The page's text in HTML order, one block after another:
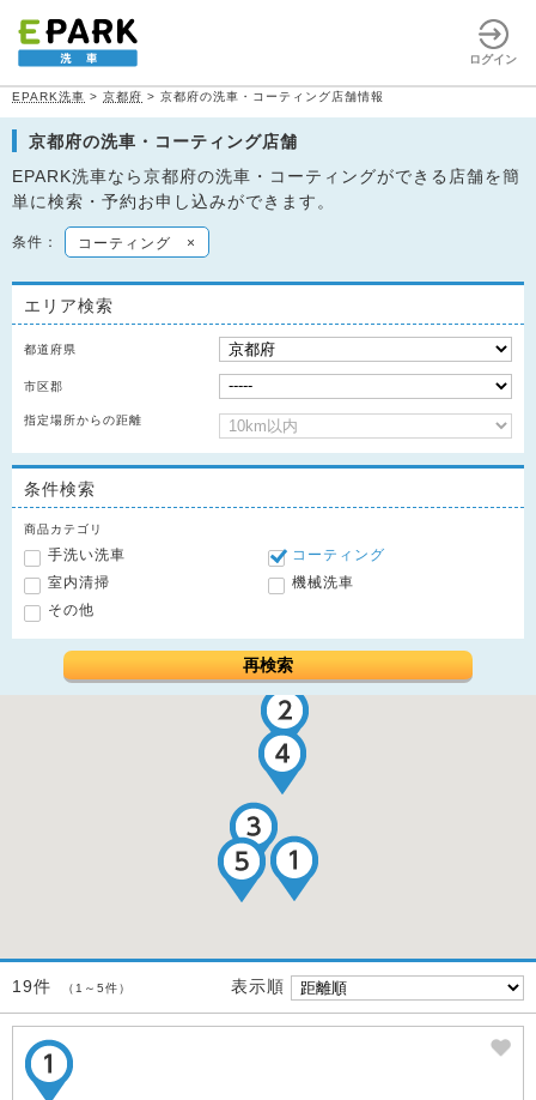
ログイン
EPARK洗車 > 京都府 > 京都府の洗車・コーティング店舗情報
京都府の洗車・コーティング店舗
EPARK洗車なら京都府の洗車・コーティングができる店舗を簡
単に検索・予約お申し込みができます。
条件： コーティング ×
エリア検索
都道府県
市区郡
指定場所からの距離
条件検索
商品カテゴリ
手洗い洗車
コーティング
室内清掃
機械洗車
その他
再検索
19件 （1～5件） 表示順